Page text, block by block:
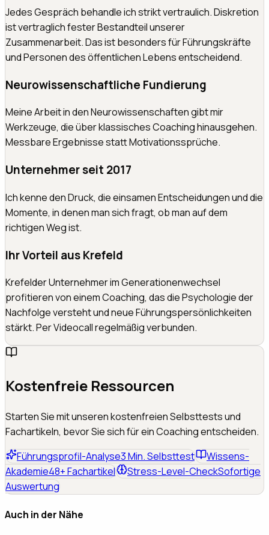
Jedes Gespräch behandle ich strikt vertraulich. Diskretion
ist vertraglich fester Bestandteil unserer
Zusammenarbeit. Das ist besonders für Führungskräfte
und Personen des öffentlichen Lebens entscheidend.
Neurowissenschaftliche Fundierung
Meine Arbeit in den Neurowissenschaften gibt mir
Werkzeuge, die über klassisches Coaching hinausgehen.
Messbare Ergebnisse statt Motivationssprüche.
Unternehmer seit 2017
Ich kenne den Druck, die einsamen Entscheidungen und die
Momente, in denen man sich fragt, ob man auf dem
richtigen Weg ist.
Ihr Vorteil aus Krefeld
Krefelder Unternehmer im Generationenwechsel
profitieren von einem Coaching, das die Psychologie der
Nachfolge versteht und neue Führungspersönlichkeiten
stärkt. Per Videocall regelmäßig verbunden.
Kostenfreie Ressourcen
Starten Sie mit unseren kostenfreien Selbsttests und
Fachartikeln, bevor Sie sich für ein Coaching entscheiden.
Führungsprofil-Analyse3 Min. Selbsttest
Wissens-
Akademie48+ Fachartikel Stress-Level-CheckSofortige
Auswertung
Auch in der Nähe